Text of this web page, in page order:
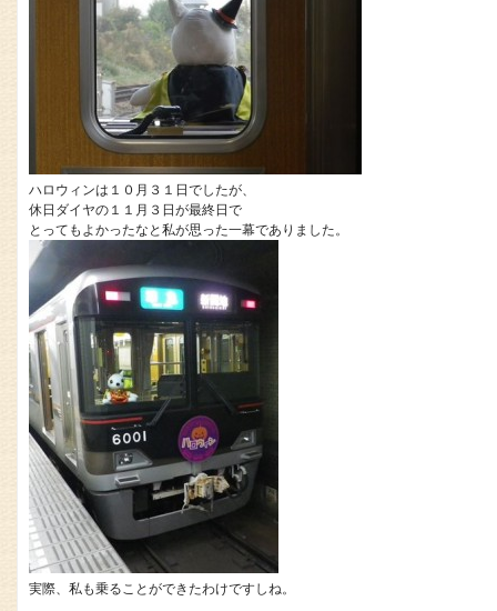
ハロウィンは１０月３１日でしたが、
休日ダイヤの１１月３日が最終日で
とってもよかったなと私が思った一幕でありました。
実際、私も乗ることができたわけですしね。